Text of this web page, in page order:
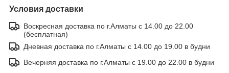
Условия доставки
Воскресная доставка по г.Алматы с 14.00 до 22.00
(бесплатная)
Дневная доставка по г.Алматы с 14.00 до 19.00 в будни
Вечерняя доставка по г.Алматы с 19.00 до 22.00 в будни